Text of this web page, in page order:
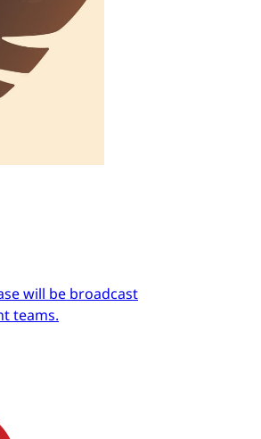
will be broadcast
teams.